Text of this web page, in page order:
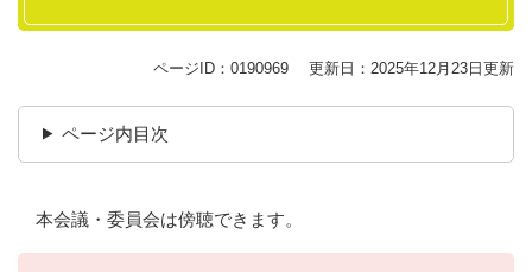
ページID：0190969 更新日：2025年12月23日更新
ページ内目次
本会議・委員会は傍聴できます。